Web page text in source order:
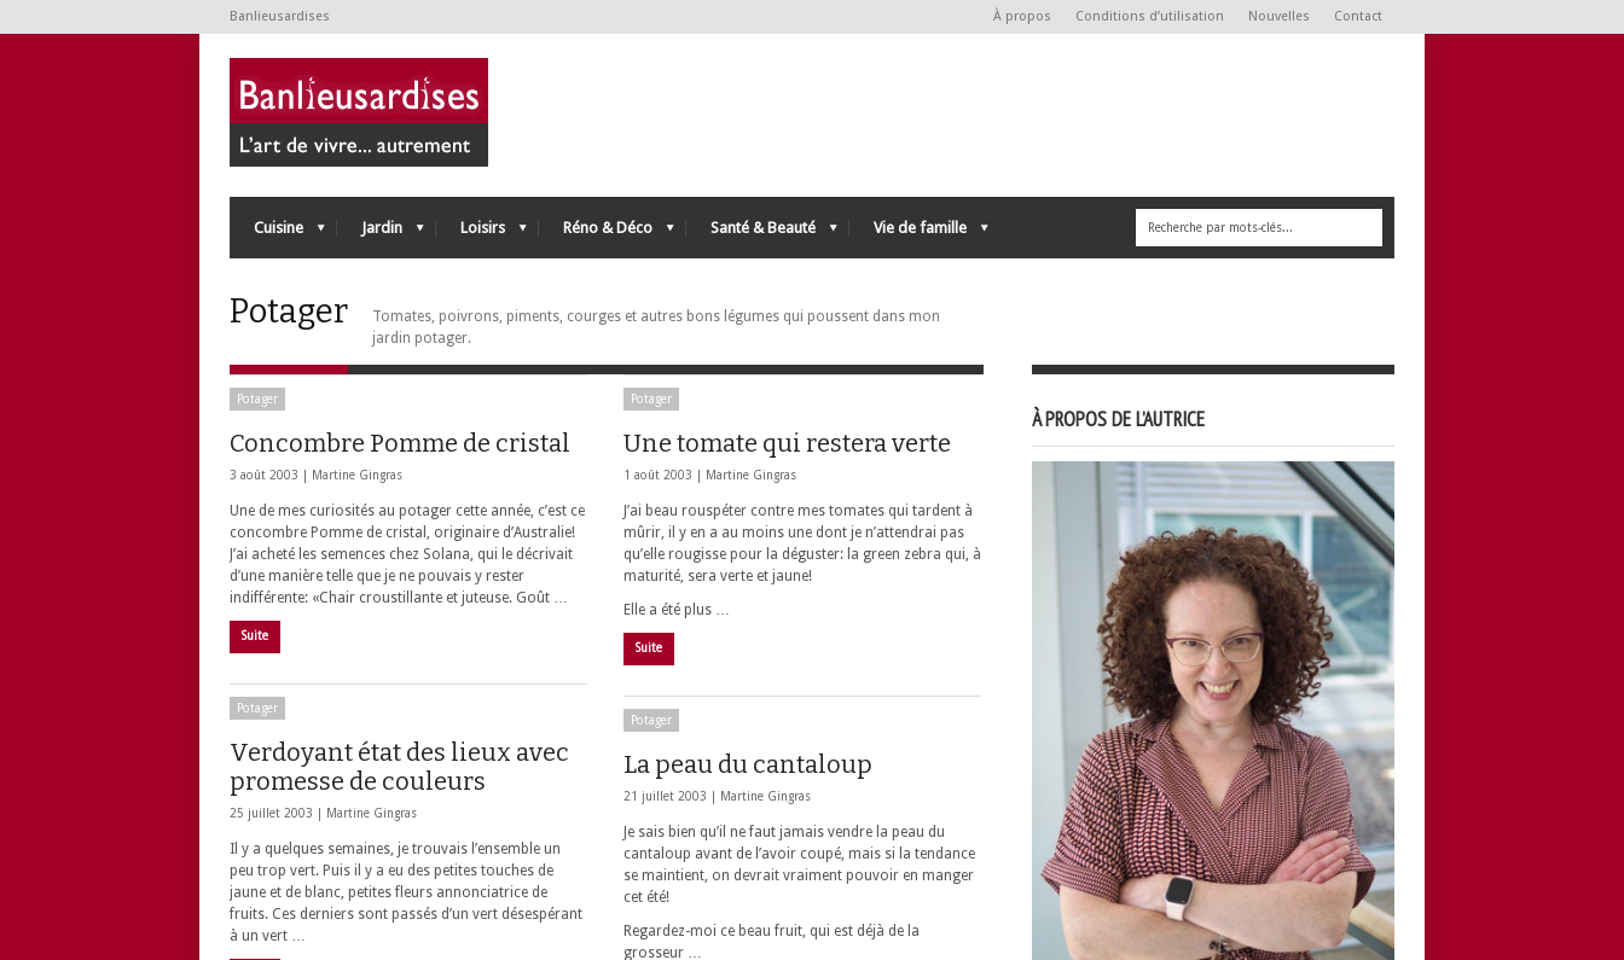
Banlieusardises À propos Conditions d’utilisation Nouvelles Contact
Cuisine Jardin Loisirs Réno & Déco Santé & Beauté Vie de famille
Potager
Tomates, poivrons, piments, courges et autres bons légumes qui poussent dans mon
jardin potager.
Potager
Concombre Pomme de cristal
3 août 2003 | Martine Gingras
Une de mes curiosités au potager cette année, c’est ce
concombre Pomme de cristal , originaire d’Australie!
J’ai acheté les semences chez Solana, qui le décrivait
d’une manière telle que je ne pouvais y rester
indifférente: «Chair croustillante et juteuse. Goût …
Suite
Potager
Une tomate qui restera verte
1 août 2003 | Martine Gingras
J’ai beau rouspéter contre mes tomates qui tardent à
mûrir, il y en a au moins une dont je n’attendrai pas
qu’elle rougisse pour la déguster: la green zebra qui, à
maturité, sera verte et jaune!
Elle a été plus …
Suite
Potager
Verdoyant état des lieux avec
promesse de couleurs
25 juillet 2003 | Martine Gingras
Il y a quelques semaines, je trouvais l’ensemble un
peu trop vert. Puis il y a eu des petites touches de
jaune et de blanc, petites fleurs annonciatrice de
fruits. Ces derniers sont passés d’un vert désespérant
à un vert …
Potager
La peau du cantaloup
21 juillet 2003 | Martine Gingras
Je sais bien qu’il ne faut jamais vendre la peau du
cantaloup avant de l’avoir coupé, mais si la tendance
se maintient, on devrait vraiment pouvoir en manger
cet été!
Regardez-moi ce beau fruit, qui est déjà de la
grosseur …
À PROPOS DE L’AUTRICE